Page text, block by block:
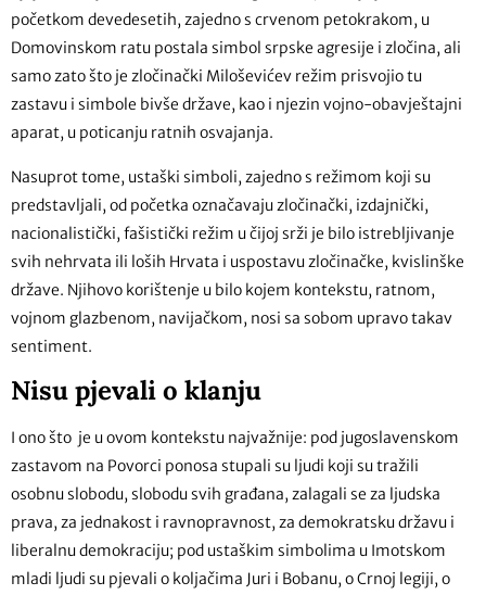
početkom devedesetih, zajedno s crvenom petokrakom, u
Domovinskom ratu postala simbol srpske agresije i zločina, ali
samo zato što je zločinački Miloševićev režim prisvojio tu
zastavu i simbole bivše države, kao i njezin vojno-obavještajni
aparat, u poticanju ratnih osvajanja.
Nasuprot tome, ustaški simboli, zajedno s režimom koji su
predstavljali, od početka označavaju zločinački, izdajnički,
nacionalistički, fašistički režim u čijoj srži je bilo istrebljivanje
svih nehrvata ili loših Hrvata i uspostavu zločinačke, kvislinške
države. Njihovo korištenje u bilo kojem kontekstu, ratnom,
vojnom glazbenom, navijačkom, nosi sa sobom upravo takav
sentiment.
Nisu pjevali o klanju
I ono što je u ovom kontekstu najvažnije: pod jugoslavenskom
zastavom na Povorci ponosa stupali su ljudi koji su tražili
osobnu slobodu, slobodu svih građana, zalagali se za ljudska
prava, za jednakost i ravnopravnost, za demokratsku državu i
liberalnu demokraciju; pod ustaškim simbolima u Imotskom
mladi ljudi su pjevali o koljačima Juri i Bobanu, o Crnoj legiji, o